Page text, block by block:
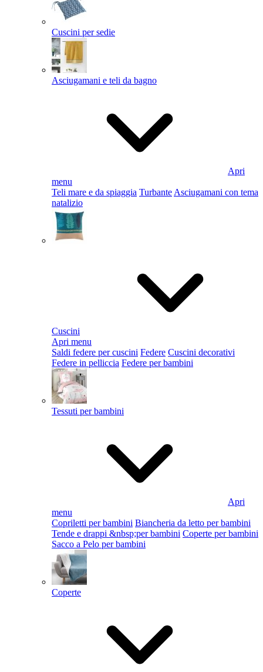
Cuscini per sedie
Asciugamani e teli da bagno
Apri
menu
Teli mare e da spiaggia Turbante Asciugamani con tema
natalizio
Cuscini
Apri menu
Saldi federe per cuscini Federe Cuscini decorativi
Federe in pelliccia Federe per bambini
Tessuti per bambini
Apri
menu
Copriletti per bambini Biancheria da letto per bambini
Tende e drappi &nbsp;per bambini Coperte per bambini
Sacco a Pelo per bambini
Coperte